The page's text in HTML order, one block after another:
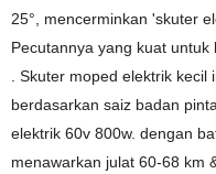
25°, mencerminkan 'skuter
Pecutannya yang kuat untuk
. Skuter moped elektrik
berdasarkan saiz badan
elektrik 60v 800w. dengan
menawarkan julat 60-68 km